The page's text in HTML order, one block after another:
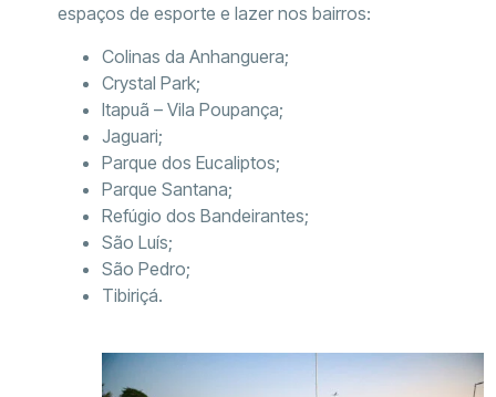
espaços de esporte e lazer nos bairros:
Colinas da Anhanguera;
Crystal Park;
Itapuã – Vila Poupança;
Jaguari;
Parque dos Eucaliptos;
Parque Santana;
Refúgio dos Bandeirantes;
São Luís;
São Pedro;
Tibiriçá.